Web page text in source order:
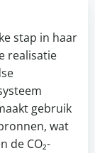
stap in haar
realisatie
gebruik
wat
de CO₂-